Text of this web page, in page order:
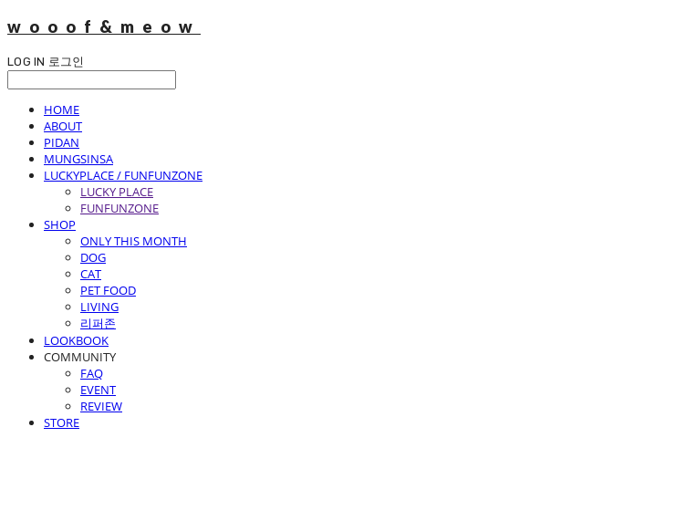
wooof&meow
LOG IN 로그인
HOME
ABOUT
PIDAN
MUNGSINSA
LUCKYPLACE / FUNFUNZONE
LUCKY PLACE
FUNFUNZONE
SHOP
ONLY THIS MONTH
DOG
CAT
PET FOOD
LIVING
리퍼존
LOOKBOOK
COMMUNITY
FAQ
EVENT
REVIEW
STORE